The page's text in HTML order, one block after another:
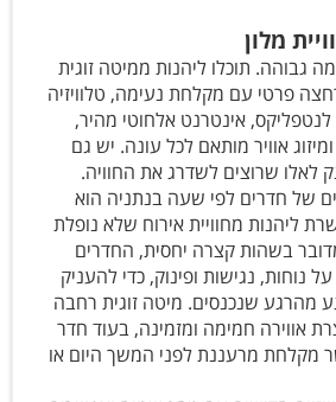
מלון
גבוהה. תוכלו ליהנות ממיטה זוגית
פרטי עם מקלחת נעימה, טלוויזיה
אינטרנט אלחוטי מהיר,
אוויר מותאם לכל עונה. יש גם
לאלו שרוצים לשדרג את החוויה.
של חדרים לפי שעה בנתניה הוא
ליהנות מחוויית אירוח שלא נופלת
בשהות קצרה יחסית, החדרים
נוחות, נגישות ופינוק, כדי להעניק
מהרגע שנכנסים. מיטה זוגית רחבה
אווירה חמימה ומזמינה, בעוד חדר
מקלחת מרעננת לפני המשך היום או